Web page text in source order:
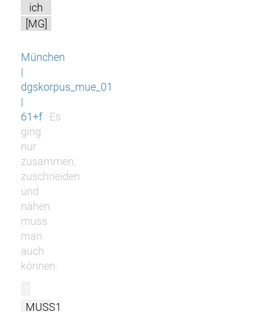
ich
[MG]
München
|
dgskorpus_mue_01
|
61+f
Es
ging
nur
zusammen,
zuschneiden
und
nähen
muss
man
auch
können.
MUSS1